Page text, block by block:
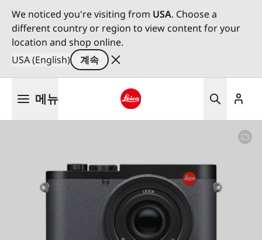
We noticed you're visiting from USA. Choose a
different country or region to view content for your
location and shop online.
USA (English)
계속
메뉴